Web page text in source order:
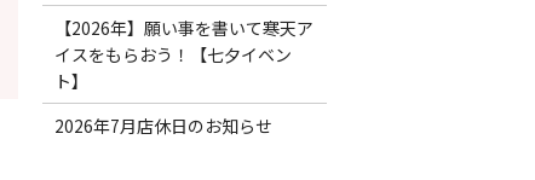
【2026年】願い事を書いて寒天ア
イスをもらおう！【七夕イベン
ト】
2026年7月店休日のお知らせ